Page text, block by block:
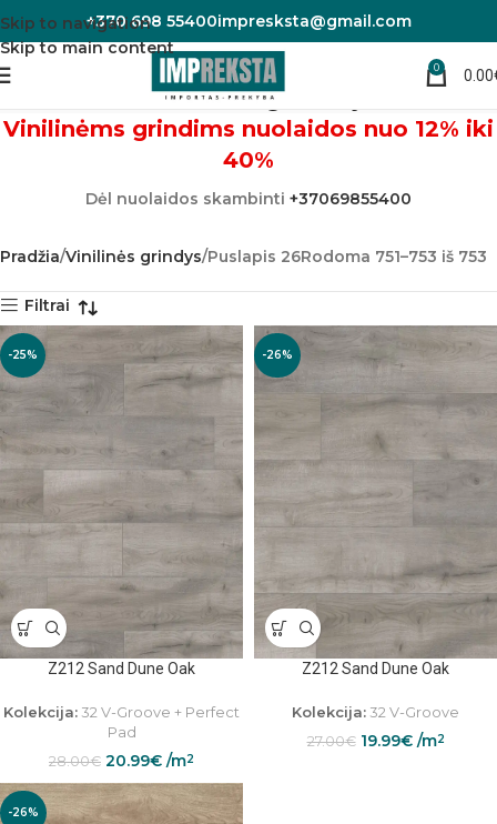
Skip to navigation
Skip to main content
+370 698 55400impresksta@gmail.com
0 0.00
Vinilinės grindys
Vinilinėms grindims nuolaidos nuo 12% iki
40%
Dėl nuolaidos skambinti +37069855400
Pradžia Vinilinės grindys Puslapis 26Rodoma 751–753 iš 753
Filtrai
-25%
Z212 Sand Dune Oak
Kolekcija: 32 V-Groove + Perfect
Pad
28.00€ 20.99€ /m2
-26%
Z212 Sand Dune Oak
Kolekcija: 32 V-Groove
27.00€ 19.99€/m2
-26%